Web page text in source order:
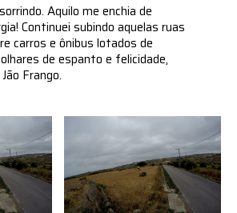
Aquilo me enchia de
Continuei subindo aquelas ruas
carros e ônibus lotados de
de espanto e felicidade,
Frango.